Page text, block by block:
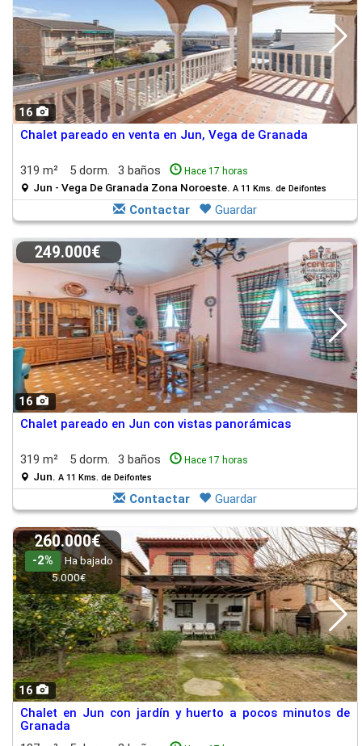
16
Chalet pareado en venta en Jun, Vega de Granada
319 m² 5 dorm. 3 baños Hace 17 horas
Jun - Vega De Granada Zona Noroeste. A 11 Kms. de Deifontes
Contactar Guardar
16
249.000€
Chalet pareado en Jun con vistas panorámicas
319 m² 5 dorm. 3 baños Hace 17 horas
Jun. A 11 Kms. de Deifontes
Contactar Guardar
16
260.000€
-2%
Ha bajado
5.000€
Chalet en Jun con jardín y huerto a pocos minutos de
Granada